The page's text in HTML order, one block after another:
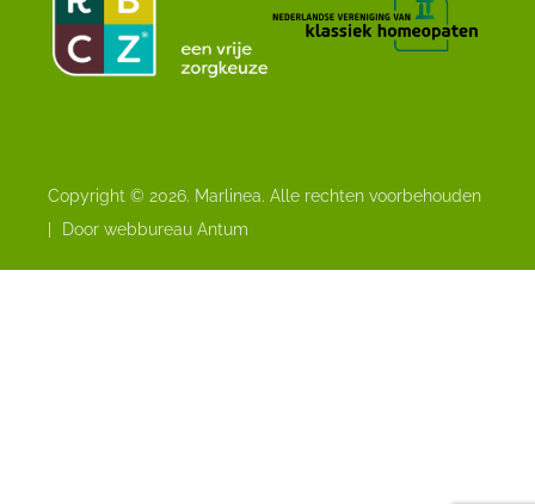
Copyright © 2026. Marlinea. Alle rechten voorbehouden
Door webbureau Antum